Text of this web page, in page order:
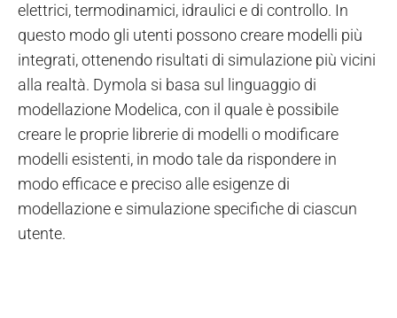
elettrici, termodinamici, idraulici e di controllo. In
questo modo gli utenti possono creare modelli più
integrati, ottenendo risultati di simulazione più vicini
alla realtà. Dymola si basa sul linguaggio di
modellazione Modelica, con il quale è possibile
creare le proprie librerie di modelli o modificare
modelli esistenti, in modo tale da rispondere in
modo efficace e preciso alle esigenze di
modellazione e simulazione specifiche di ciascun
utente.